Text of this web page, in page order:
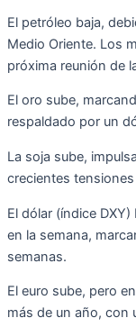
El petróleo baja,
Medio Oriente. Los
próxima reunión de
El oro sube,
respaldado por un
La soja sube,
crecientes
El dólar (índice
en la semana,
semanas.
El euro sube, pero
más de un año, con